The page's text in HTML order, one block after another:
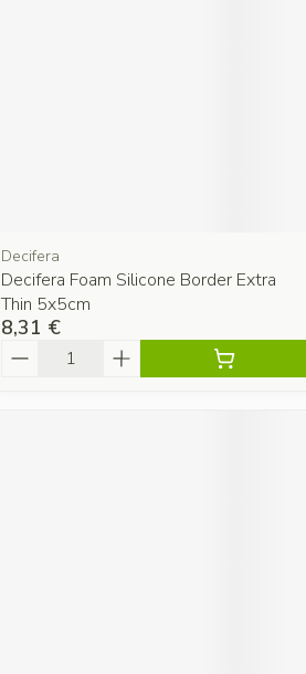
Decifera
Decifera Foam Silicone Border Extra
Thin 5x5cm
8,31 €
Quantité